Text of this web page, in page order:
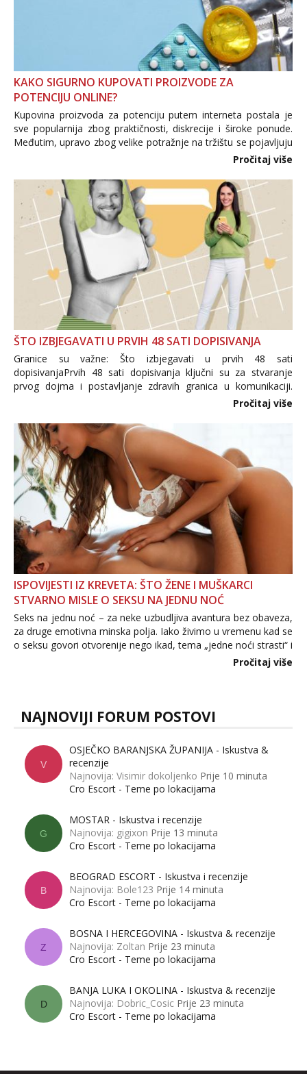
KAKO SIGURNO KUPOVATI PROIZVODE ZA
POTENCIJU ONLINE?
Kupovina proizvoda za potenciju putem interneta postala je
sve popularnija zbog praktičnosti, diskrecije i široke ponude.
Međutim, upravo zbog velike potražnje na tržištu se pojavljuju
i brojni krivotvoreni proizvodi, nepouzdane internetske
Pročitaj više
ŠTO IZBJEGAVATI U PRVIH 48 SATI DOPISIVANJA
Granice su važne: Što izbjegavati u prvih 48 sati
dopisivanjaPrvih 48 sati dopisivanja ključni su za stvaranje
prvog dojma i postavljanje zdravih granica u komunikaciji.
Važno je izbjeći prebrzo otkrivanje osobnih ili intimnih
informacija, jer nepoznata osoba još nije zaslužila to
povjerenje. Takođe...
Pročitaj više
ISPOVIJESTI IZ KREVETA: ŠTO ŽENE I MUŠKARCI
STVARNO MISLE O SEKSU NA JEDNU NOĆ
Seks na jednu noć – za neke uzbudljiva avantura bez obaveza,
za druge emotivna minska polja. Iako živimo u vremenu kad se
o seksu govori otvorenije nego ikad, tema „jedne noći strasti“ i
dalje izaziva burne rasprave. Što zapravo misle žene, a što
Pročitaj više
NAJNOVIJI FORUM POSTOVI
V
OSJEČKO BARANJSKA ŽUPANIJA - Iskustva &
recenzije
Najnovija: Visimir dokoljenko Prije 10 minuta
Cro Escort - Teme po lokacijama
G
MOSTAR - Iskustva i recenzije
Najnovija: gigixon Prije 13 minuta
Cro Escort - Teme po lokacijama
B
BEOGRAD ESCORT - Iskustva i recenzije
Najnovija: Bole123 Prije 14 minuta
Cro Escort - Teme po lokacijama
Z
BOSNA I HERCEGOVINA - Iskustva & recenzije
Najnovija: Zoltan Prije 23 minuta
Cro Escort - Teme po lokacijama
D
BANJA LUKA I OKOLINA - Iskustva & recenzije
Najnovija: Dobric_Cosic Prije 23 minuta
Cro Escort - Teme po lokacijama